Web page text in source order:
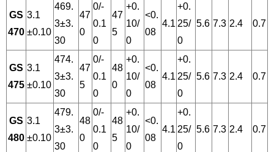
GS
470
3.1
±0.10
469.
3±3.
30
47
0
0/-
0.1
0
47
5
+0.
10/
0
<0.
08
4.1
+0.
25/
0
5.6 7.3 2.4 0.7
GS
475
3.1
±0.10
474.
3±3.
30
47
5
0/-
0.1
0
48
0
+0.
10/
0
<0.
08
4.1
+0.
25/
0
5.6 7.3 2.4 0.7
GS
480
3.1
±0.10
479.
3±3.
30
48
0
0/-
0.1
0
48
5
+0.
10/
0
<0.
08
4.1
+0.
25/
0
5.6 7.3 2.4 0.7